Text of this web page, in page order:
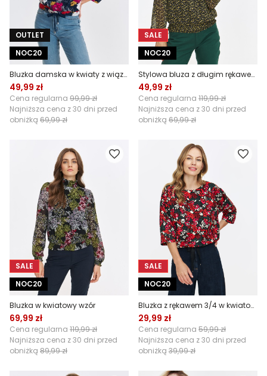
OUTLET
NOC20
Bluzka damska w kwiaty z wiązaniem na dole
49,99 zł
Cena regularna 99,99 zł
Najniższa cena z 30 dni przed
obniżką 69,99 zł
SALE
NOC20
Stylowa bluza z długim rękawem
49,99 zł
Cena regularna 119,99 zł
Najniższa cena z 30 dni przed
obniżką 69,99 zł
SALE
NOC20
Bluzka w kwiatowy wzór
69,99 zł
Cena regularna 119,99 zł
Najniższa cena z 30 dni przed
obniżką 89,99 zł
SALE
NOC20
Bluzka z rękawem 3/4 w kwiatowy wzór
29,99 zł
Cena regularna 59,99 zł
Najniższa cena z 30 dni przed
obniżką 39,99 zł